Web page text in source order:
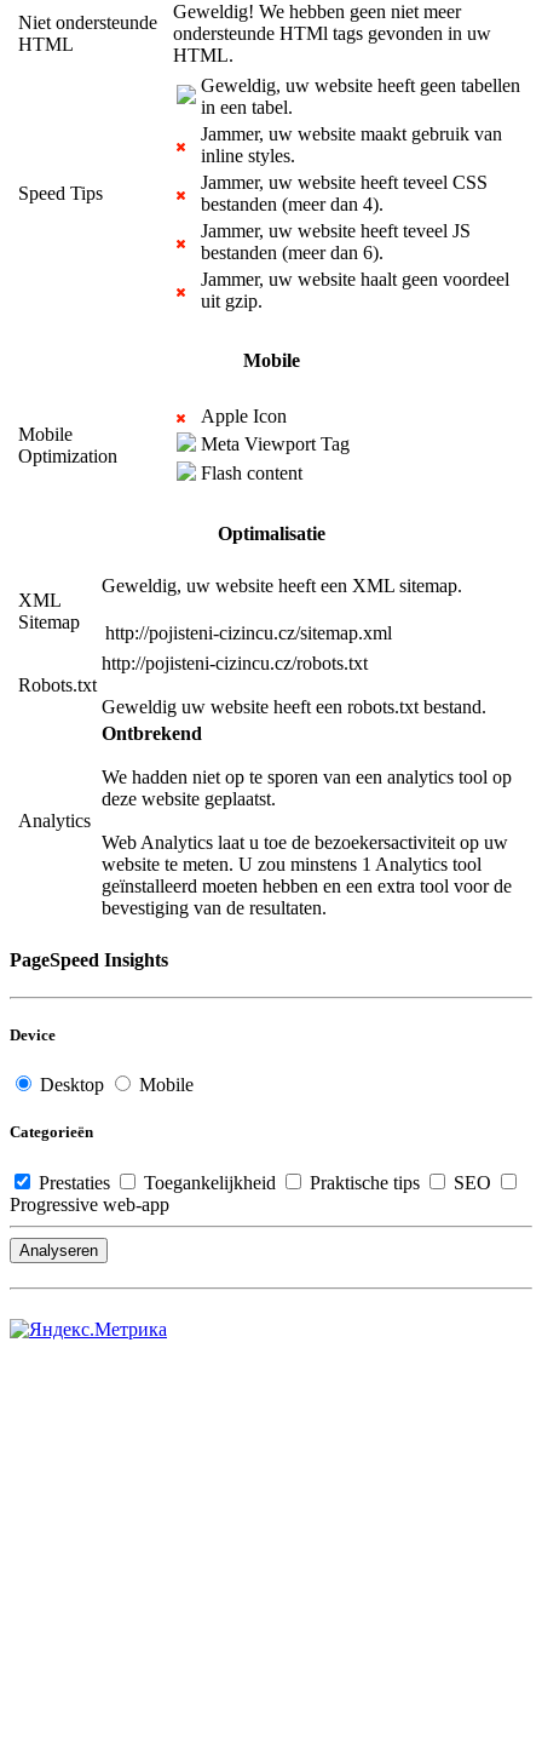
Niet ondersteunde
HTML
Geweldig! We hebben geen niet meer
ondersteunde HTMl tags gevonden in uw
HTML.
Speed Tips
Geweldig, uw website heeft geen tabellen
in een tabel.
Jammer, uw website maakt gebruik van
inline styles.
Jammer, uw website heeft teveel CSS
bestanden (meer dan 4).
Jammer, uw website heeft teveel JS
bestanden (meer dan 6).
Jammer, uw website haalt geen voordeel
uit gzip.
Mobile
Mobile
Optimization
Apple Icon
Meta Viewport Tag
Flash content
Optimalisatie
XML
Sitemap
Geweldig, uw website heeft een XML sitemap.
http://pojisteni-cizincu.cz/sitemap.xml
Robots.txt
http://pojisteni-cizincu.cz/robots.txt
Geweldig uw website heeft een robots.txt bestand.
Analytics
Ontbrekend
We hadden niet op te sporen van een analytics tool op
deze website geplaatst.
Web Analytics laat u toe de bezoekersactiviteit op uw
website te meten. U zou minstens 1 Analytics tool
geïnstalleerd moeten hebben en een extra tool voor de
bevestiging van de resultaten.
PageSpeed Insights
Device
Desktop Mobile
Categorieën
Prestaties Toegankelijkheid Praktische tips
SEO
Progressive web-app
Analyseren